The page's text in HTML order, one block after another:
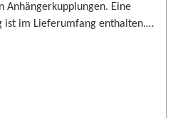
Anhängerkupplungen. Eine
ist im Lieferumfang enthalten.